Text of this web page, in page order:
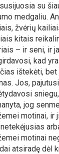
su
medgaliu.
žvėrių
kitais
– ir seni, ir
kad
ištekėti,
Jos,
jog
motinai, ir
motinai
atsiradę dėl